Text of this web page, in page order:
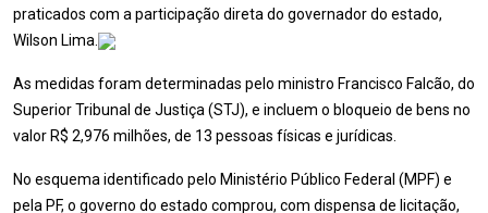
praticados com a participação direta do governador do estado,
Wilson Lima.
As medidas foram determinadas pelo ministro Francisco Falcão, do
Superior Tribunal de Justiça (STJ), e incluem o bloqueio de bens no
valor R$ 2,976 milhões, de 13 pessoas físicas e jurídicas.
No esquema identificado pelo Ministério Público Federal (MPF) e
pela PF, o governo do estado comprou, com dispensa de licitação,